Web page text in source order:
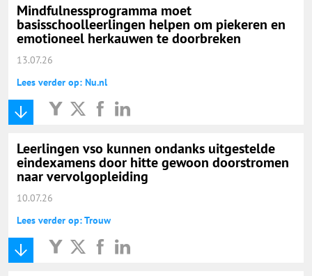
Mindfulnessprogramma moet
basisschoolleerlingen helpen om piekeren en
emotioneel herkauwen te doorbreken
13.07.26
Lees verder op: Nu.nl
Leerlingen vso kunnen ondanks uitgestelde
eindexamens door hitte gewoon doorstromen
naar vervolgopleiding
10.07.26
Lees verder op: Trouw